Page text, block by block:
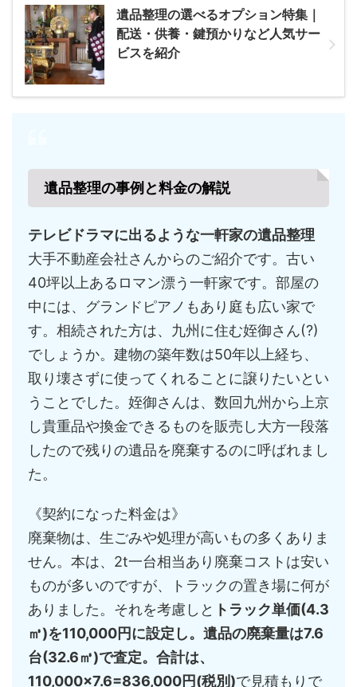
遺品整理の選べるオプション特集｜
配送・供養・鍵預かりなど人気サー
ビスを紹介
遺品整理の事例と料金の解説
テレビドラマに出るような一軒家の遺品整理
大手不動産会社さんからのご紹介です。古い
40坪以上あるロマン漂う一軒家です。部屋の
中には、グランドピアノもあり庭も広い家で
す。相続された方は、九州に住む姪御さん(?)
でしょうか。建物の築年数は50年以上経ち、
取り壊さずに使ってくれることに譲りたいとい
うことでした。姪御さんは、数回九州から上京
し貴重品や換金できるものを販売し大方一段落
したので残りの遺品を廃棄するのに呼ばれまし
た。
《契約になった料金は》
廃棄物は、生ごみや処理が高いもの多くありま
せん。本は、2t一台相当あり廃棄コストは安い
ものが多いのですが、トラックの置き場に何が
ありました。それを考慮しと トラック単価(4.3
㎥)を110,000円に設定し。遺品の廃棄量は7.6
台(32.6㎥)で査定。合計は、
110,000×7.6=836,000円(税別)で見積もりで